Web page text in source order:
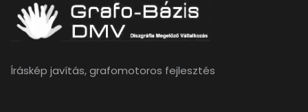
Íráskép javítás, grafomotoros fejlesztés